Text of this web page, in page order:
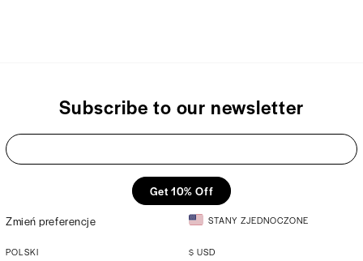
Subscribe to our newsletter
Get 10% Off
Zmień preferencje
STANY ZJEDNOCZONE
POLSKI $ USD